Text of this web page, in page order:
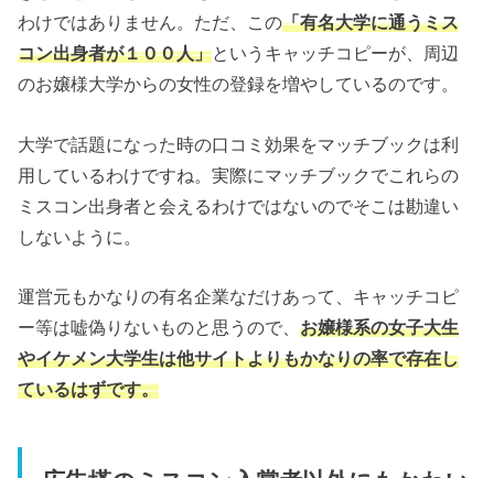
わけではありません。ただ、この「有名大学に通うミス
コン出身者が１００人」というキャッチコピーが、周辺
のお嬢様大学からの女性の登録を増やしているのです。
大学で話題になった時の口コミ効果をマッチブックは利
用しているわけですね。実際にマッチブックでこれらの
ミスコン出身者と会えるわけではないのでそこは勘違い
しないように。
運営元もかなりの有名企業なだけあって、キャッチコピ
ー等は嘘偽りないものと思うので、お嬢様系の女子大生
やイケメン大学生は他サイトよりもかなりの率で存在し
ているはずです。